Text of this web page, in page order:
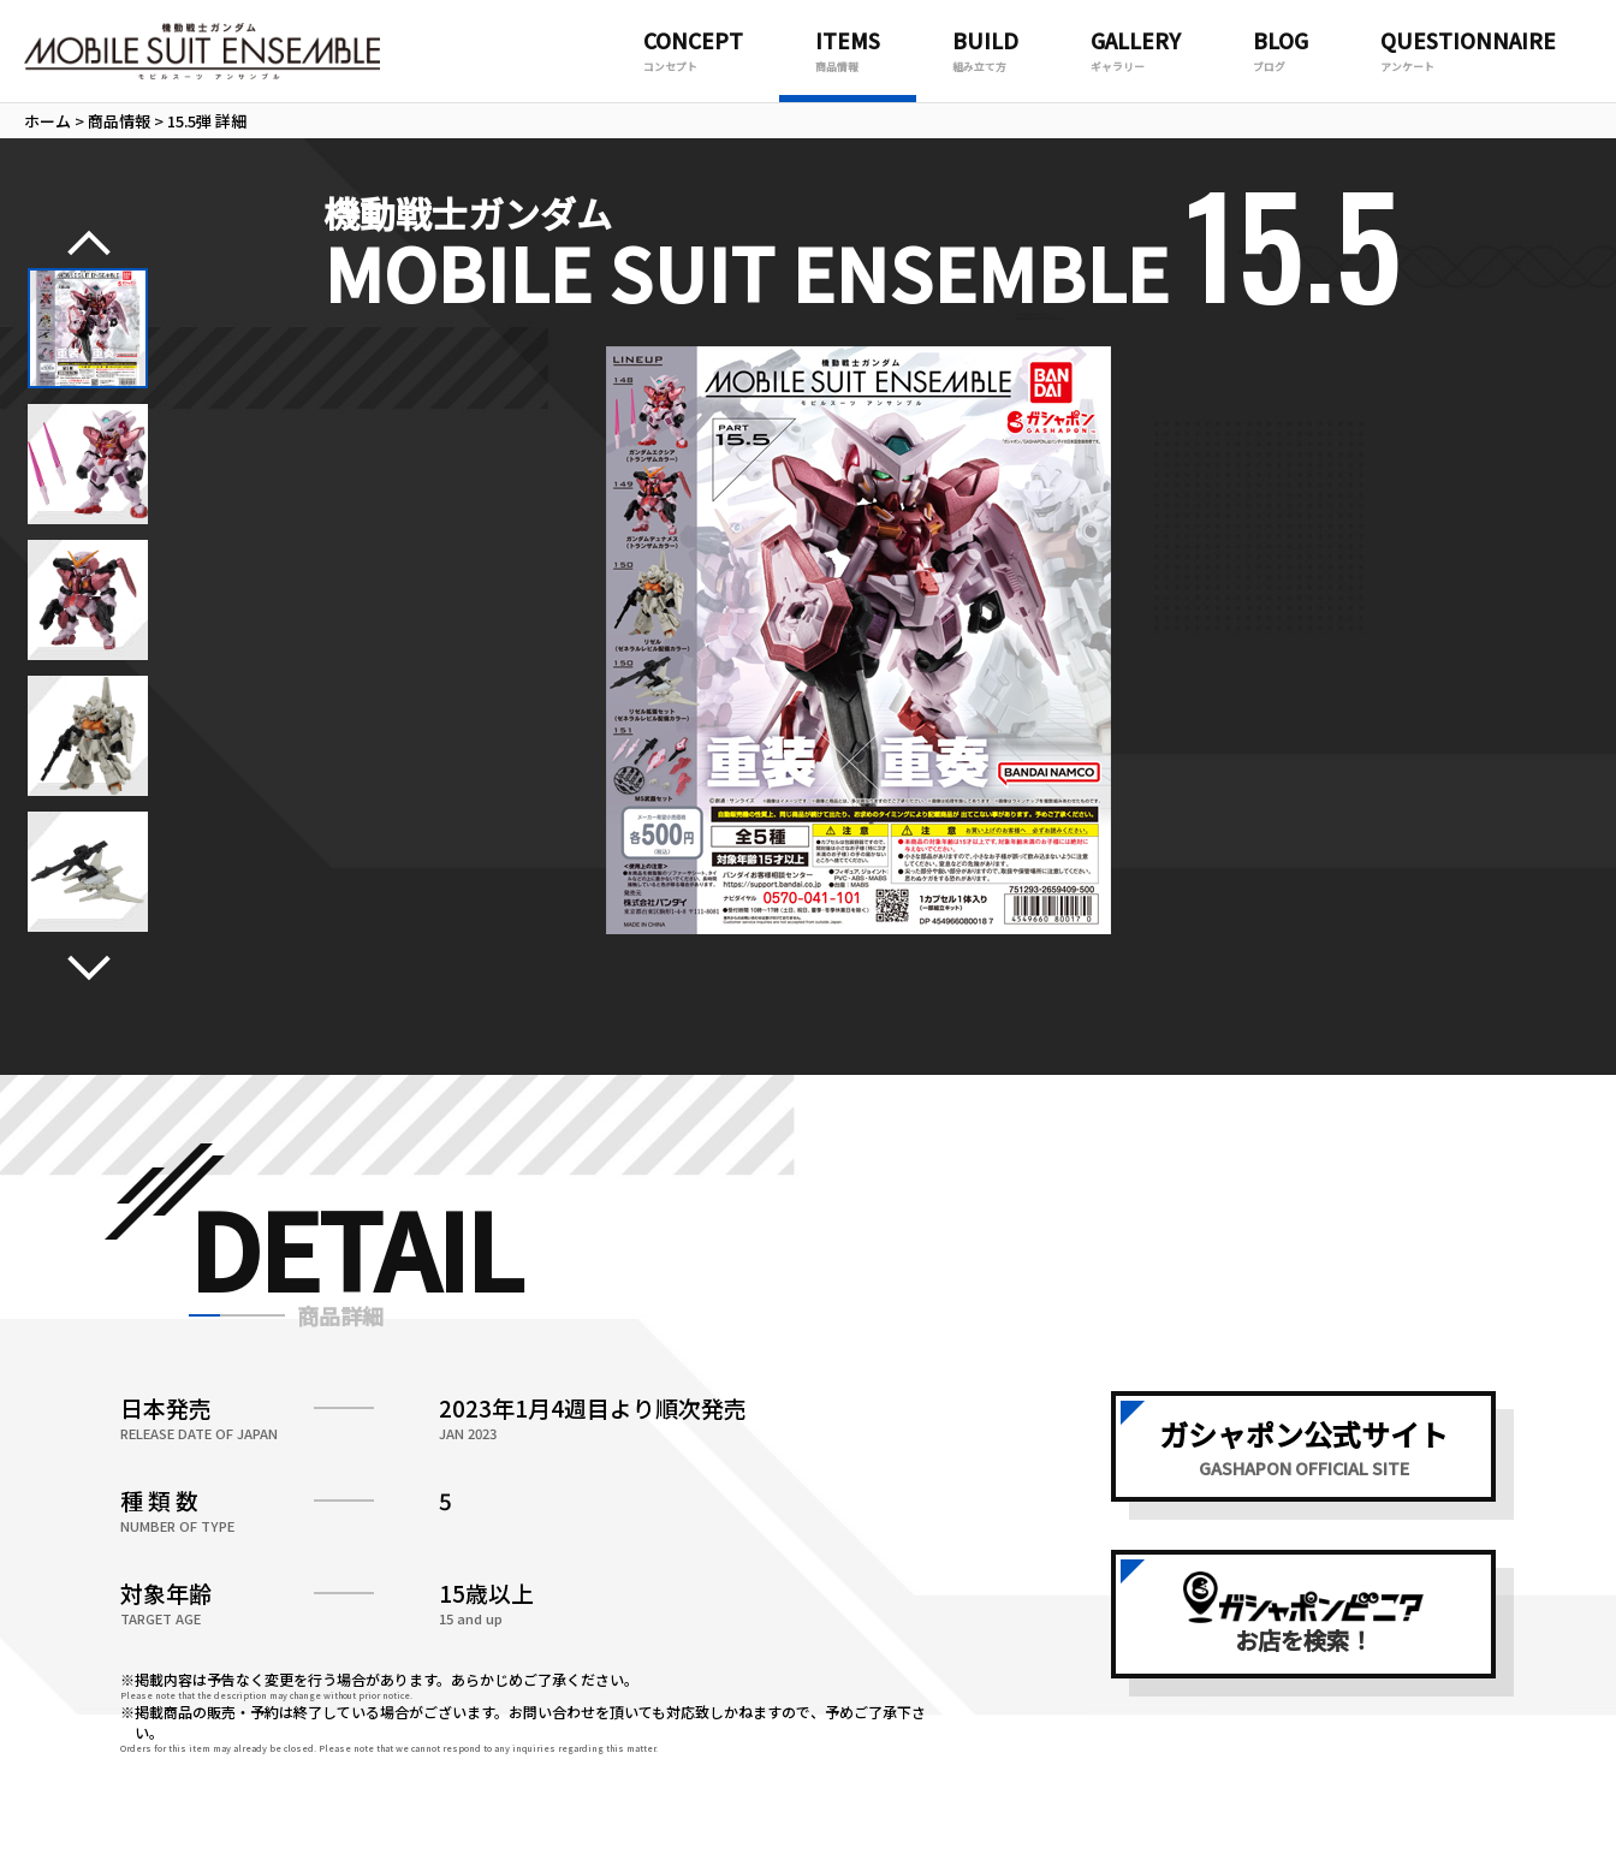
CONCEPT
コンセプト
ITEMS
商品情報
BUILD
組み立て方
GALLERY
ギャラリー
BLOG
ブログ
QUESTIONNAIRE
アンケート
ホーム >商品情報 > 15.5弾 詳細
機動戦士ガンダム
MOBILE SUIT ENSEMBLE15.5
DETAIL
商品詳細
日本発売
RELEASE DATE OF JAPAN
2023年1月4週目より順次発売
JAN 2023
種 類 数
NUMBER OF TYPE
5
対象年齢
TARGET AGE
15歳以上
15 and up
※掲載内容は予告なく変更を行う場合があります。あらかじめご了承ください。
Please note that the description may change without prior notice.
※掲載商品の販売・予約は終了している場合がございます。お問い合わせを頂いても対応致しかねますので、予めご了承下さ
い。
Orders for this item may already be closed. Please note that we cannot respond to any inquiries regarding this matter.
ガシャポン公式サイト
GASHAPON OFFICIAL SITE
お店を検索！